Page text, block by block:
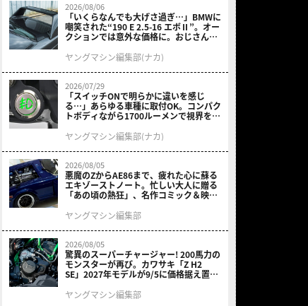
2026/08/06
「いくらなんでも大げさ過ぎ…」BMWに
嘲笑された“190 E 2.5-16 エボⅡ”。オー
クションでは意外な価格に。おじさん達
ヤングマシン編集部(ナカ)
2026/07/29
「スイッチONで明らかに違いを感じ
る…」あらゆる車種に取付OK。コンパク
トボディながら1700ルーメンで視界を確
ニット プレシャスレイ スモール］
ヤングマシン編集部(ナカ)
2026/08/05
悪魔のZからAE86まで、疲れた心に蘇る
エキゾーストノート。忙しい大人に贈る
「あの頃の熱狂」、名作コミック＆映画
結！
ヤングマシン編集部
2026/08/05
驚異のスーパーチャージャー! 200馬力の
モンスターが再び。カワサキ「Z H2
SE」2027年モデルが9/5に価格据え置き
ヤングマシン編集部